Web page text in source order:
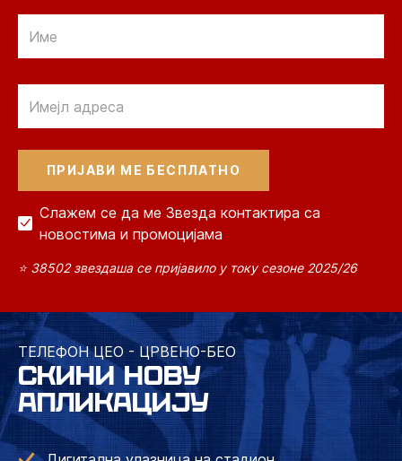
Слажем се да ме Звезда контактира са
новостима и промоцијама
⭐ 38502 звездаша се пријавило у току сезоне 2025/26
ТЕЛЕФОН ЦЕО - ЦРВЕНО-БЕО
СКИНИ НОВУ
АПЛИКАЦИЈУ